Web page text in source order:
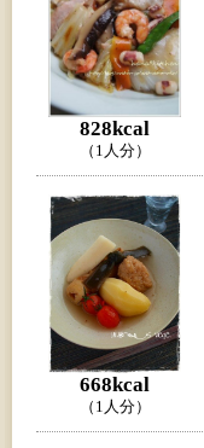
828kcal
（1人分）
668kcal
（1人分）